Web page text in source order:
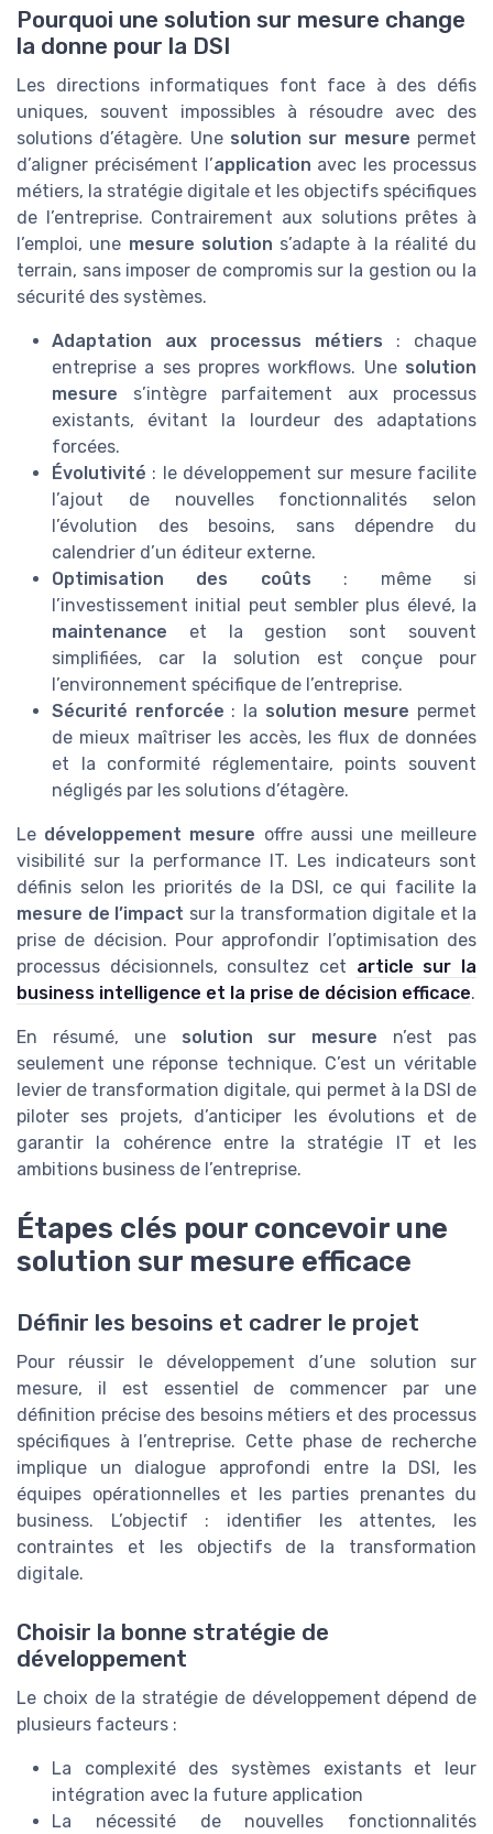
Pourquoi une solution sur mesure change
la donne pour la DSI
Les directions informatiques font face à des défis
uniques, souvent impossibles à résoudre avec des
solutions d’étagère. Une solution sur mesure permet
d’aligner précisément l’application avec les processus
métiers, la stratégie digitale et les objectifs spécifiques
de l’entreprise. Contrairement aux solutions prêtes à
l’emploi, une mesure solution s’adapte à la réalité du
terrain, sans imposer de compromis sur la gestion ou la
sécurité des systèmes.
Adaptation aux processus métiers : chaque
entreprise a ses propres workflows. Une solution
mesure s’intègre parfaitement aux processus
existants, évitant la lourdeur des adaptations
forcées.
Évolutivité : le développement sur mesure facilite
l’ajout de nouvelles fonctionnalités selon
l’évolution des besoins, sans dépendre du
calendrier d’un éditeur externe.
Optimisation des coûts : même si
l’investissement initial peut sembler plus élevé, la
maintenance et la gestion sont souvent
simplifiées, car la solution est conçue pour
l’environnement spécifique de l’entreprise.
Sécurité renforcée : la solution mesure permet
de mieux maîtriser les accès, les flux de données
et la conformité réglementaire, points souvent
négligés par les solutions d’étagère.
Le développement mesure offre aussi une meilleure
visibilité sur la performance IT. Les indicateurs sont
définis selon les priorités de la DSI, ce qui facilite la
mesure de l’impact sur la transformation digitale et la
prise de décision. Pour approfondir l’optimisation des
processus décisionnels, consultez cet article sur la
business intelligence et la prise de décision efficace.
En résumé, une solution sur mesure n’est pas
seulement une réponse technique. C’est un véritable
levier de transformation digitale, qui permet à la DSI de
piloter ses projets, d’anticiper les évolutions et de
garantir la cohérence entre la stratégie IT et les
ambitions business de l’entreprise.
Étapes clés pour concevoir une
solution sur mesure efficace
Définir les besoins et cadrer le projet
Pour réussir le développement d’une solution sur
mesure, il est essentiel de commencer par une
définition précise des besoins métiers et des processus
spécifiques à l’entreprise. Cette phase de recherche
implique un dialogue approfondi entre la DSI, les
équipes opérationnelles et les parties prenantes du
business. L’objectif : identifier les attentes, les
contraintes et les objectifs de la transformation
digitale.
Choisir la bonne stratégie de
développement
Le choix de la stratégie de développement dépend de
plusieurs facteurs :
La complexité des systèmes existants et leur
intégration avec la future application
La nécessité de nouvelles fonctionnalités